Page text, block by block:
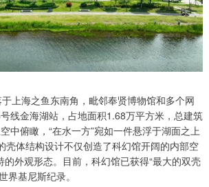
上海之鱼东南角，毗邻奉贤博物馆和多个网
线金海湖站，占地面积1.68万平方米，总建筑
中俯瞰，“在水一方”宛如一件悬浮于湖面之上
壳体结构设计不仅创造了科幻馆开阔的内部空
的外观形态。目前，科幻馆已获得“最大的双壳
界基尼斯纪录。